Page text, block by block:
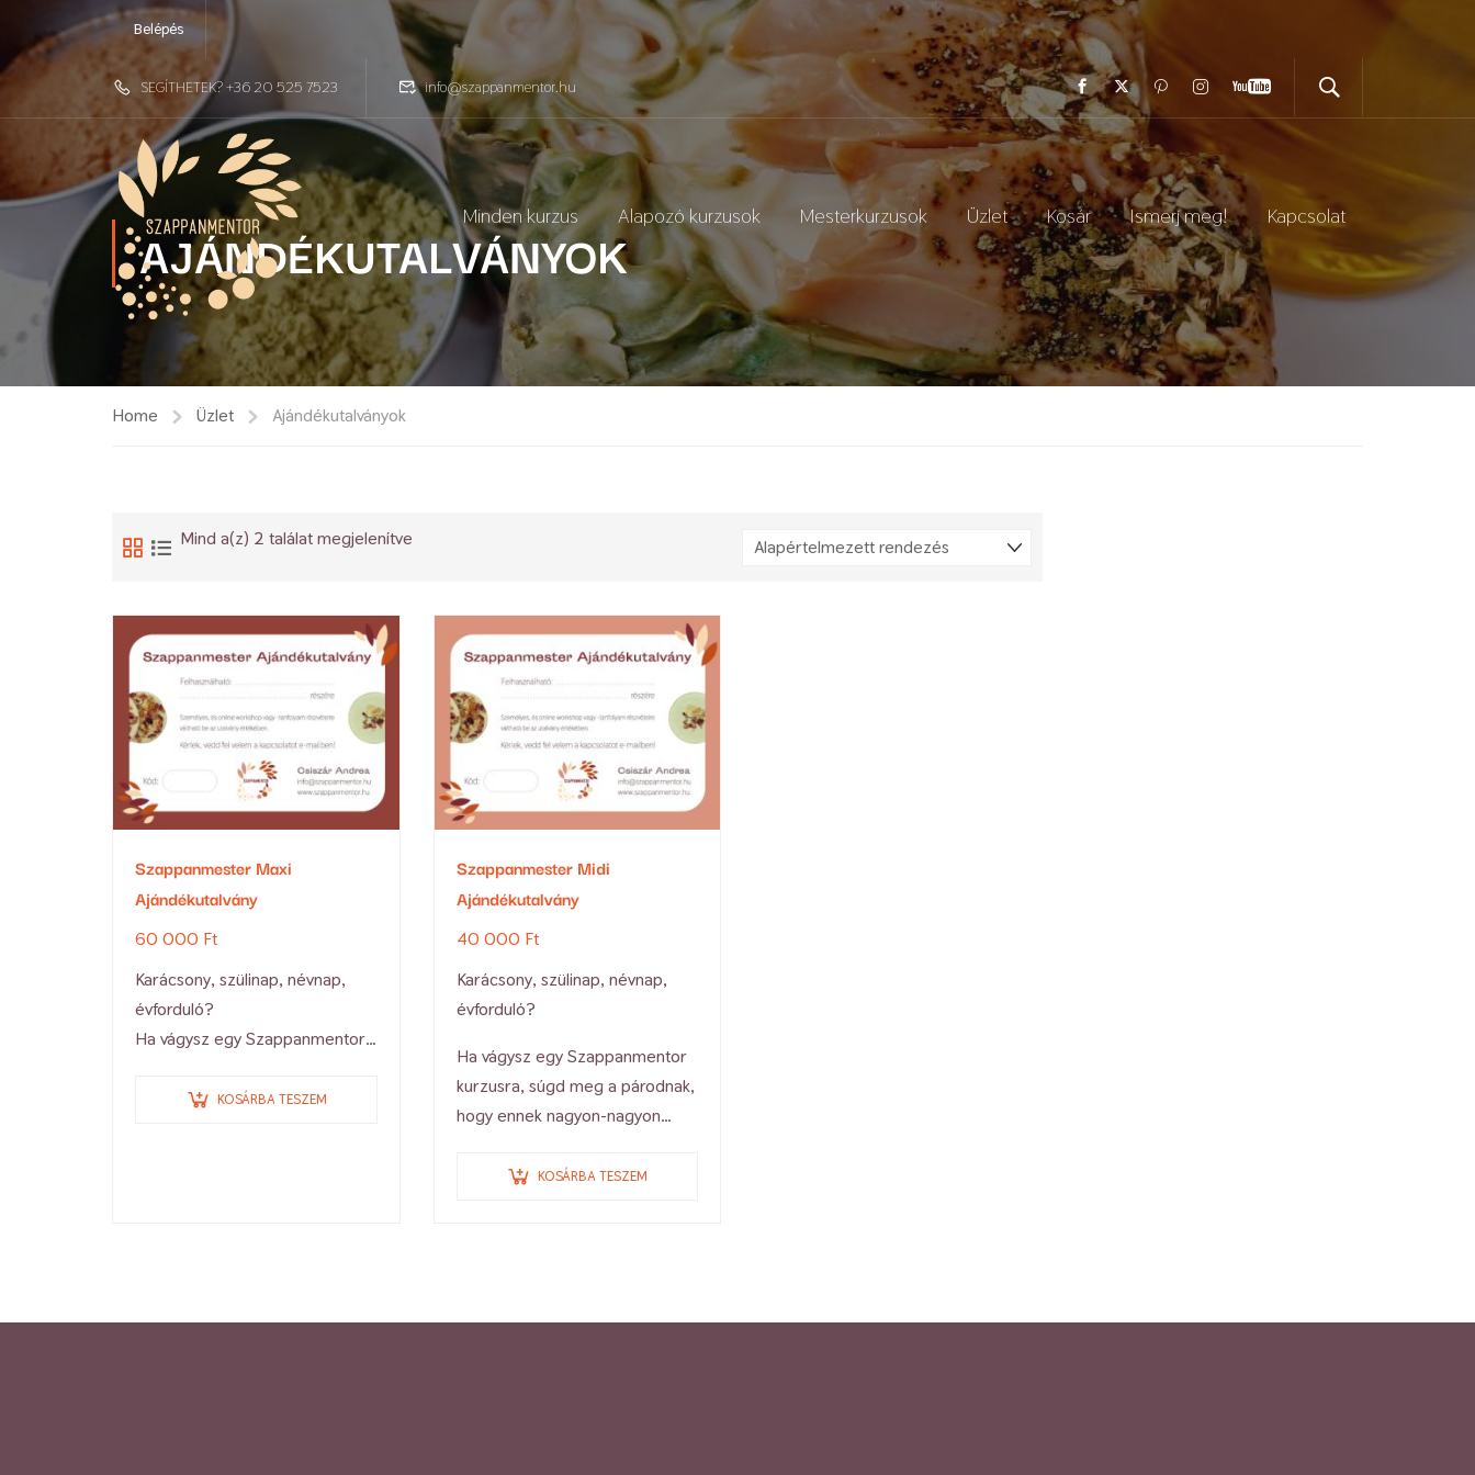
Belépés
SEGÍTHETEK? +36 20 525 7523 info@szappanmentor.hu
Minden kurzus Alapozó kurzusok Mesterkurzusok Üzlet Kosár Ismerj meg! Kapcsolat
AJÁNDÉKUTALVÁNYOK
Home Üzlet Ajándékutalványok
Mind a(z) 2 találat megjelenítve
Szappanmester Maxi
Ajándékutalvány
60 000 Ft
Karácsony, szülinap, névnap,
évforduló?
Ha vágysz egy Szappanmentor
hogy ennek nagyon-nagyon
KOSÁRBA TESZEM
Szappanmester Midi
Ajándékutalvány
40 000 Ft
Karácsony, szülinap, névnap,
évforduló?
Ha vágysz egy Szappanmentor
kurzusra, súgd meg a párodnak,
hogy ennek nagyon-nagyon
KOSÁRBA TESZEM